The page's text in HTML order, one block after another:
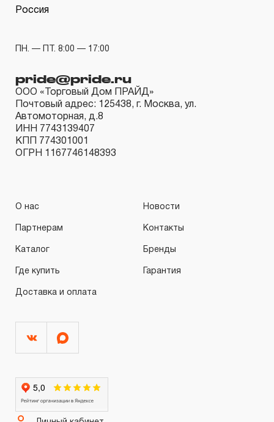
Россия
ПН. — ПТ. 8:00 — 17:00
pride@pride.ru
ООО «Торговый Дом ПРАЙД»
Почтовый адрес: 125438, г. Москва, ул.
Автомоторная, д.8
ИНН 7743139407
КПП 774301001
ОГРН 1167746148393
О нас Новости
Партнерам Контакты
Каталог Бренды
Где купить Гарантия
Доставка и оплата